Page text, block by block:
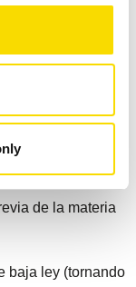
se puede
surgiendo.
las ventajas que
de la materia
baja ley (tornando